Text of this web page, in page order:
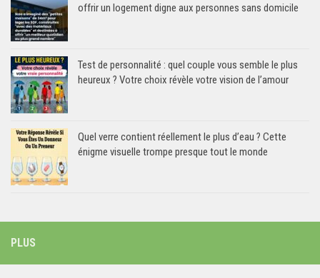
offrir un logement digne aux personnes sans domicile
Test de personnalité : quel couple vous semble le plus
heureux ? Votre choix révèle votre vision de l’amour
Quel verre contient réellement le plus d’eau ? Cette
énigme visuelle trompe presque tout le monde
PLUS